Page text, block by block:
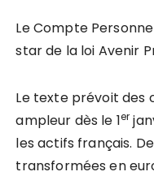
Le Compte
star de la loi Avenir
Le texte prévoit des
ampleur dès le 1er
les actifs français.
transformées en